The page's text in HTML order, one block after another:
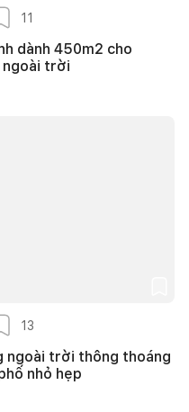
11
dành 450m2 cho
ngoài trời
13
ngoài trời thông thoáng
nhỏ hẹp